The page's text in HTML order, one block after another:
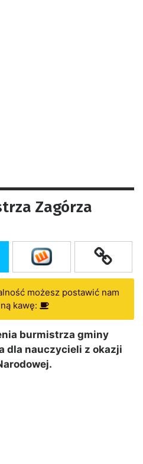
Zagórza
możesz postawić nam
kawę:
burmistrza gminy
dla nauczycieli z okazji